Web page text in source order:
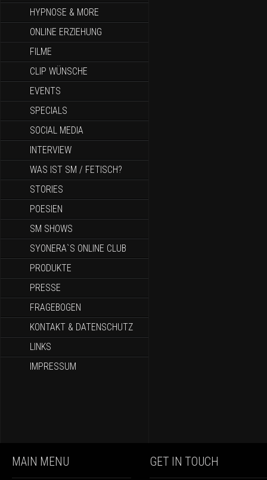
HYPNOSE & MORE
ONLINE ERZIEHUNG
FILME
CLIP WÜNSCHE
EVENTS
SPECIALS
SOCIAL MEDIA
INTERVIEW
WAS IST SM / FETISCH?
STORIES
POESIEN
SM SHOWS
SYONERA`S ONLINE CLUB
PRODUKTE
PRESSE
FRAGEBOGEN
KONTAKT & DATENSCHUTZ
LINKS
IMPRESSUM
MAIN MENU GET IN TOUCH